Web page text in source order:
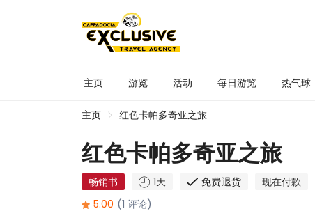
主页 游览 活动 每日游览 热气球
主页 红色卡帕多奇亚之旅
红色卡帕多奇亚之旅
畅销书 1天 免费退货 现在付款
5.00 (1 评论)